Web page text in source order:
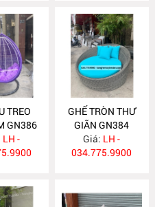
TREO
GN386
LH -
GHẾ TRÒN THƯ
GIÃN GN384
Giá: LH -
034.775.9900